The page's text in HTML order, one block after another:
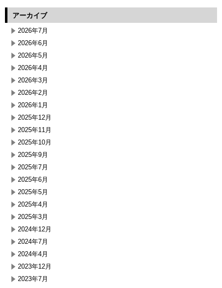
アーカイブ
2026年7月
2026年6月
2026年5月
2026年4月
2026年3月
2026年2月
2026年1月
2025年12月
2025年11月
2025年10月
2025年9月
2025年7月
2025年6月
2025年5月
2025年4月
2025年3月
2024年12月
2024年7月
2024年4月
2023年12月
2023年7月